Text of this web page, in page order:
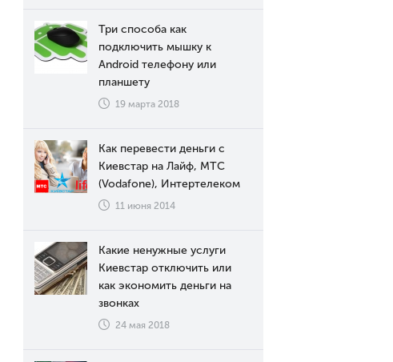
Три способа как
подключить мышку к
Android телефону или
планшету
19 марта 2018
Как перевести деньги с
Киевстар на Лайф, МТС
(Vodafone), Интертелеком
11 июня 2014
Какие ненужные услуги
Киевстар отключить или
как экономить деньги на
звонках
24 мая 2018